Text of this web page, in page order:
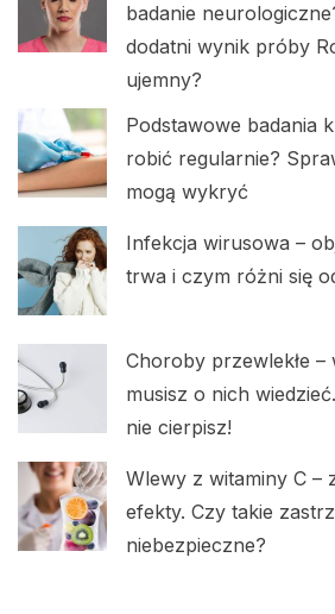
badanie
dodatni wynik próby
ujemny?
Podstawowe badania
robić regularnie?
mogą wykryć
Infekcja wirusowa –
trwa i czym różni się
Choroby przewlekłe –
musisz o nich
nie cierpisz!
Wlewy z witaminy C –
efekty. Czy takie
niebezpieczne?